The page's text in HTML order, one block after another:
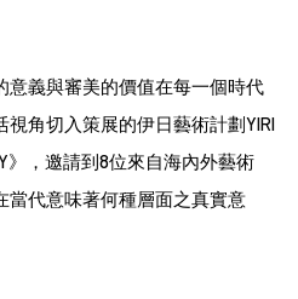
意義與審美的價值在每一個時代
角切入策展的伊日藝術計劃YIRI
》，邀請到8位來自海內外藝術
當代意味著何種層面之真實意